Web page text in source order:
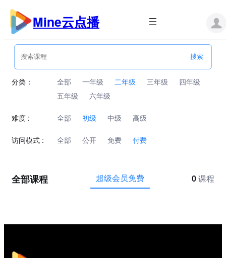
跳
内
Mine云点播
分类： 全部 一年级 二年级 三年级
四年级
五年级
六年级
难度 : 全部 初级 中级 高级
访问模式 : 全部 公开 免费 付费
全部课程 超级会员免费 0 课程